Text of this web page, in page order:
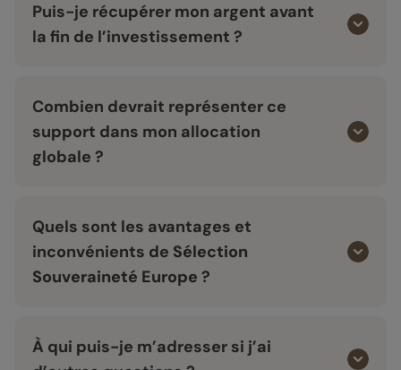
Puis-je récupérer mon argent avant
la fin de l’investissement ?
Combien devrait représenter ce
support dans mon allocation
globale ?
Quels sont les avantages et
inconvénients de Sélection
Souveraineté Europe ?
À qui puis-je m’adresser si j’ai